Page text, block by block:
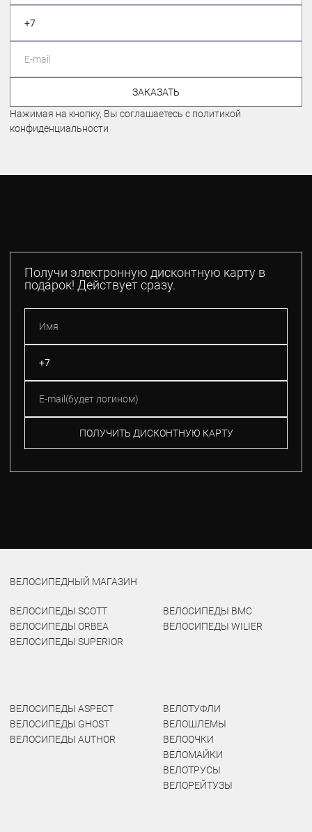
ЗАКАЗАТЬ
Нажимая на кнопку, Вы соглашаетесь с политикой
конфиденциальности
Получи электронную дисконтную карту в
подарок! Действует сразу.
ПОЛУЧИТЬ ДИСКОНТНУЮ КАРТУ
ВЕЛОСИПЕДНЫЙ МАГАЗИН
ВЕЛОСИПЕДЫ SCOTT
ВЕЛОСИПЕДЫ ORBEA
ВЕЛОСИПЕДЫ SUPERIOR
ВЕЛОСИПЕДЫ BMC
ВЕЛОСИПЕДЫ WILIER
ВЕЛОСИПЕДЫ ASPECT
ВЕЛОСИПЕДЫ GHOST
ВЕЛОСИПЕДЫ AUTHOR
ВЕЛОТУФЛИ
ВЕЛОШЛЕМЫ
ВЕЛООЧКИ
ВЕЛОМАЙКИ
ВЕЛОТРУСЫ
ВЕЛОРЕЙТУЗЫ